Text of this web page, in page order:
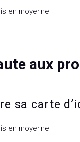
en moyenne
aux
sa carte
en moyenne